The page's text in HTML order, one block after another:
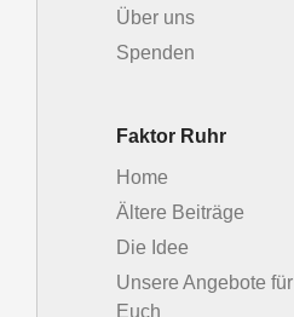
Über uns
Spenden
Faktor Ruhr
Home
Ältere Beiträge
Die Idee
Unsere Angebote für
Euch